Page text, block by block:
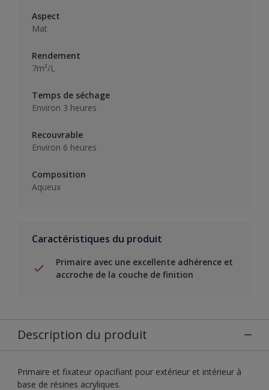
Aspect
Mat
Rendement
7m²/L
Temps de séchage
Environ 3 heures
Recouvrable
Environ 6 heures
Composition
Aqueux
Caractéristiques du produit
Primaire avec une excellente adhérence et
accroche de la couche de finition
Description du produit
Primaire et fixateur opacifiant pour extérieur et intérieur à
base de résines acryliques.